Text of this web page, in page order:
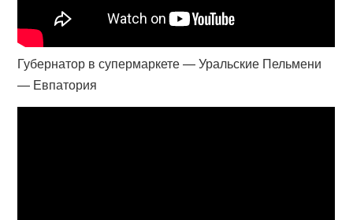
Губернатор в супермаркете — Уральские Пельмени
— Евпатория